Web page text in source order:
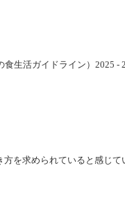
食生活ガイドライン）2025 -
を求められていると感じて